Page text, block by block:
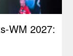
WM 2027: